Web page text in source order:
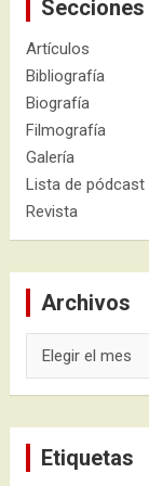
Artículos
Bibliografía
Biografía
Filmografía
Galería
Lista de pódcast
Revista
Archivos
Etiquetas